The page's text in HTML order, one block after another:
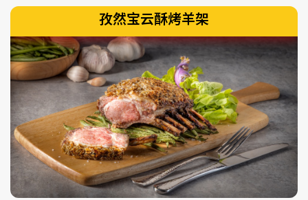
孜然宝云酥烤羊架